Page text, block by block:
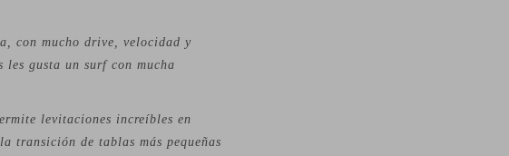
con mucho drive, velocidad y
les gusta un surf con mucha
levitaciones increíbles en
transición de tablas más pequeñas